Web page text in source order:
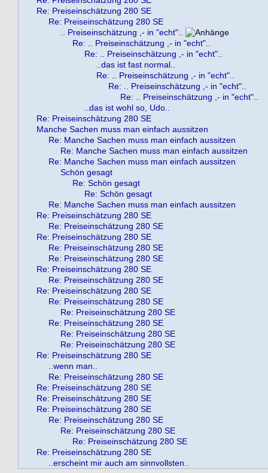
Re: Preiseinschätzung 280 SE
Re: Preiseinschätzung 280 SE
.. Preiseinschätzung ,- in "echt"..
Re: .. Preiseinschätzung ,- in "echt"..
Re: .. Preiseinschätzung ,- in "echt"..
..das ist fast normal..
Re: .. Preiseinschätzung ,- in "echt"..
Re: .. Preiseinschätzung ,- in "echt"..
Re: .. Preiseinschätzung ,- in "echt"..
..das ist wohl so, Udo..
Re: Preiseinschätzung 280 SE
Manche Sachen muss man einfach aussitzen
Re: Manche Sachen muss man einfach aussitzen
Re: Manche Sachen muss man einfach aussitzen
Re: Manche Sachen muss man einfach aussitzen
Schön gesagt
Re: Schön gesagt
Re: Schön gesagt
Re: Manche Sachen muss man einfach aussitzen
Re: Preiseinschätzung 280 SE
Re: Preiseinschätzung 280 SE
Re: Preiseinschätzung 280 SE
Re: Preiseinschätzung 280 SE
Re: Preiseinschätzung 280 SE
Re: Preiseinschätzung 280 SE
Re: Preiseinschätzung 280 SE
Re: Preiseinschätzung 280 SE
Re: Preiseinschätzung 280 SE
Re: Preiseinschätzung 280 SE
Re: Preiseinschätzung 280 SE
Re: Preiseinschätzung 280 SE
Re: Preiseinschätzung 280 SE
Re: Preiseinschätzung 280 SE
..wenn man..
Re: Preiseinschätzung 280 SE
Re: Preiseinschätzung 280 SE
Re: Preiseinschätzung 280 SE
Re: Preiseinschätzung 280 SE
Re: Preiseinschätzung 280 SE
Re: Preiseinschätzung 280 SE
Re: Preiseinschätzung 280 SE
Re: Preiseinschätzung 280 SE
..erscheint mir auch am sinnvollsten..